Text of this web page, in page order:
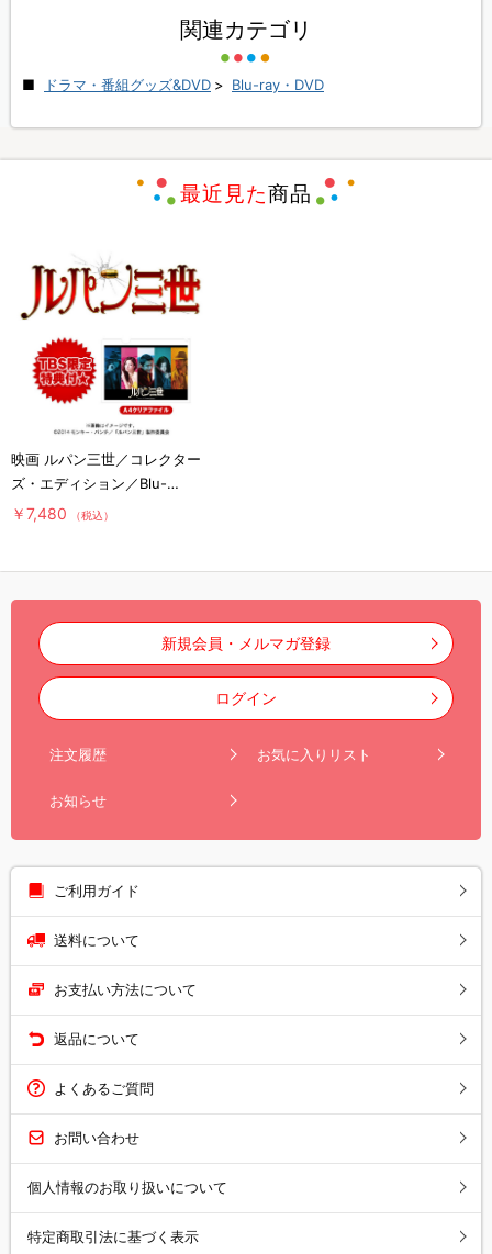
関連カテゴリ
ドラマ・番組グッズ&DVD > Blu-ray・DVD
最近見た商品
映画 ルパン三世／コレクター
ズ・エディション／Blu-
ray（TBSオリジナル特典付
￥7,480 （税込）
新規会員・メルマガ登録
ログイン
注文履歴 お気に入りリスト
お知らせ
ご利用ガイド
送料について
お支払い方法について
返品について
よくあるご質問
お問い合わせ
個人情報のお取り扱いについて
特定商取引法に基づく表示